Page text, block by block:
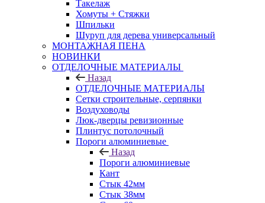
Такелаж
Хомуты + Стяжки
Шпильки
Шуруп для дерева универсальный
МОНТАЖНАЯ ПЕНА
НОВИНКИ
ОТДЕЛОЧНЫЕ МАТЕРИАЛЫ
Назад
ОТДЕЛОЧНЫЕ МАТЕРИАЛЫ
Сетки строительные, серпянки
Воздуховоды
Люк-дверцы ревизионные
Плинтус потолочный
Пороги алюминиевые
Назад
Пороги алюминиевые
Кант
Стык 42мм
Стык 38мм